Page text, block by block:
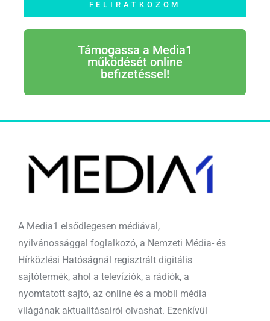
FELIRATKOZOM
Támogassa a Media1
működését online
befizetéssel!
A Media1 elsődlegesen médiával,
nyilvánossággal foglalkozó, a Nemzeti Média- és
Hírközlési Hatóságnál regisztrált digitális
sajtótermék, ahol a televíziók, a rádiók, a
nyomtatott sajtó, az online és a mobil média
világának aktualitásairól olvashat. Ezenkívül